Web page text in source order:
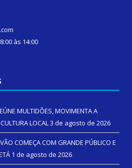
às 14:00
MULTIDÕES, MOVIMENTA A
LOCAL3 de agosto de 2026
COMEÇA COM GRANDE PÚBLICO E
1 de agosto de 2026